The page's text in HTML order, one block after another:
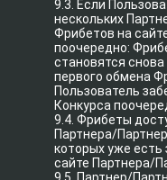
9.3. Если
нескольких
Фрибетов на
поочередно:
становятся
первого обмена
Пользователь
Конкурса
9.4. Фрибеты
Партнера/
которых уже есть
сайте Партнера/